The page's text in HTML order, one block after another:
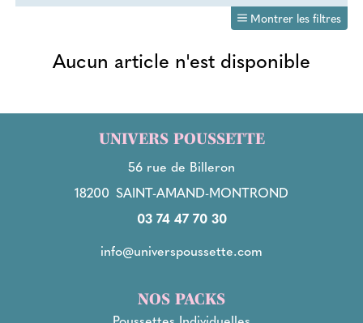
Montrer les filtres
Aucun article n'est disponible
UNIVERS POUSSETTE
56 rue de Billeron
18200 SAINT-AMAND-MONTROND
03 74 47 70 30
info@universpoussette.com
NOS PACKS